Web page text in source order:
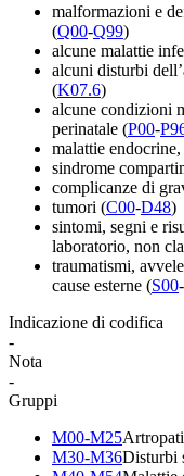
malformazioni e
(Q00-Q99)
alcune malattie
alcuni disturbi
(K07.6)
alcune condizioni
perinatale (P00-
malattie
sindrome
complicanze di
tumori (C00-D48)
sintomi, segni e
laboratorio, non
traumatismi,
cause esterne (S00-
Indicazione di codifica
-
Nota
-
Gruppi
M00-M25
M30-M36Disturbi